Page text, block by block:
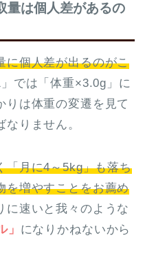
量は個人差があるの
に個人差が出るのがこ
」では「体重×3.0g」に
りは体重の変遷を見て
りません。
「月に4～5kg」も落ち
を増やすことをお薦め
に速いと我々のような
」 になりかねないから